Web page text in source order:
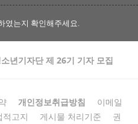
였는지 확인해주세요.
년기자단 제 26기 기자 모집
개인정보취급방침
이메일
고지 게시물 처리기준
권